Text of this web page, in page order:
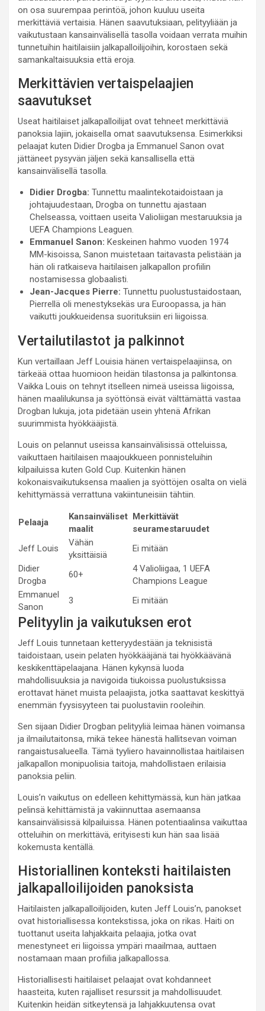
on osa suurempaa perintöä, johon kuuluu useita
merkittäviä vertaisia. Hänen saavutuksiaan, pelityyliään ja
vaikutustaan kansainvälisellä tasolla voidaan verrata muihin
tunnetuihin haitilaisiin jalkapalloilijoihin, korostaen sekä
samankaltaisuuksia että eroja.
Merkittävien vertaispelaajien
saavutukset
Useat haitilaiset jalkapalloilijat ovat tehneet merkittäviä
panoksia lajiin, jokaisella omat saavutuksensa. Esimerkiksi
pelaajat kuten Didier Drogba ja Emmanuel Sanon ovat
jättäneet pysyvän jäljen sekä kansallisella että
kansainvälisellä tasolla.
Didier Drogba: Tunnettu maalintekotaidoistaan ja
johtajuudestaan, Drogba on tunnettu ajastaan
Chelseassa, voittaen useita Valioliigan mestaruuksia ja
UEFA Champions Leaguen.
Emmanuel Sanon: Keskeinen hahmo vuoden 1974
MM-kisoissa, Sanon muistetaan taitavasta pelistään ja
hän oli ratkaiseva haitilaisen jalkapallon profiilin
nostamisessa globaalisti.
Jean-Jacques Pierre: Tunnettu puolustustaidostaan,
Pierrellä oli menestyksekäs ura Euroopassa, ja hän
vaikutti joukkueidensa suorituksiin eri liigoissa.
Vertailutilastot ja palkinnot
Kun vertaillaan Jeff Louisia hänen vertaispelaajiinsa, on
tärkeää ottaa huomioon heidän tilastonsa ja palkintonsa.
Vaikka Louis on tehnyt itselleen nimeä useissa liigoissa,
hänen maalilukunsa ja syöttönsä eivät välttämättä vastaa
Drogban lukuja, jota pidetään usein yhtenä Afrikan
suurimmista hyökkääjistä.
Louis on pelannut useissa kansainvälisissä otteluissa,
vaikuttaen haitilaisen maajoukkueen ponnisteluihin
kilpailuissa kuten Gold Cup. Kuitenkin hänen
kokonaisvaikutuksensa maalien ja syöttöjen osalta on vielä
kehittymässä verrattuna vakiintuneisiin tähtiin.
Pelaaja
Kansainväliset
maalit
Merkittävät
seuramestaruudet
Jeff Louis
Vähän
yksittäisiä
Ei mitään
Didier
Drogba
60+
4 Valioliigaa, 1 UEFA
Champions League
Emmanuel
Sanon
3 Ei mitään
Pelityylin ja vaikutuksen erot
Jeff Louis tunnetaan ketteryydestään ja teknisistä
taidoistaan, usein pelaten hyökkääjänä tai hyökkäävänä
keskikenttäpelaajana. Hänen kykynsä luoda
mahdollisuuksia ja navigoida tiukoissa puolustuksissa
erottavat hänet muista pelaajista, jotka saattavat keskittyä
enemmän fyysisyyteen tai puolustaviin rooleihin.
Sen sijaan Didier Drogban pelityyliä leimaa hänen voimansa
ja ilmailutaitonsa, mikä tekee hänestä hallitsevan voiman
rangaistusalueella. Tämä tyyliero havainnollistaa haitilaisen
jalkapallon monipuolisia taitoja, mahdollistaen erilaisia
panoksia peliin.
Louis’n vaikutus on edelleen kehittymässä, kun hän jatkaa
pelinsä kehittämistä ja vakiinnuttaa asemaansa
kansainvälisissä kilpailuissa. Hänen potentiaalinsa vaikuttaa
otteluihin on merkittävä, erityisesti kun hän saa lisää
kokemusta kentällä.
Historiallinen konteksti haitilaisten
jalkapalloilijoiden panoksista
Haitilaisten jalkapalloilijoiden, kuten Jeff Louis’n, panokset
ovat historiallisessa kontekstissa, joka on rikas. Haiti on
tuottanut useita lahjakkaita pelaajia, jotka ovat
menestyneet eri liigoissa ympäri maailmaa, auttaen
nostamaan maan profiilia jalkapallossa.
Historiallisesti haitilaiset pelaajat ovat kohdanneet
haasteita, kuten rajalliset resurssit ja mahdollisuudet.
Kuitenkin heidän sitkeytensä ja lahjakkuutensa ovat